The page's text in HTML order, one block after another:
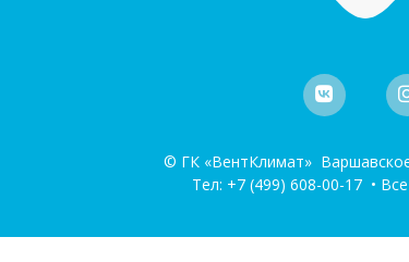
© ГК «ВентКлимат»
Тел: +7 (499) 608-00-17• Все